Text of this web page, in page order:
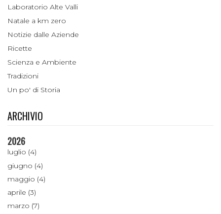
Laboratorio Alte Valli
Natale a km zero
Notizie dalle Aziende
Ricette
Scienza e Ambiente
Tradizioni
Un po' di Storia
ARCHIVIO
2026
luglio (4)
giugno (4)
maggio (4)
aprile (3)
marzo (7)